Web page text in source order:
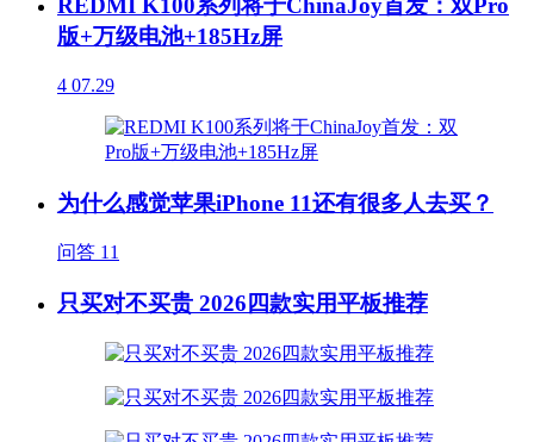
REDMI K100系列将于ChinaJoy首发：双Pro
版+万级电池+185Hz屏
4 07.29
为什么感觉苹果iPhone 11还有很多人去买？
问答 11
只买对不买贵 2026四款实用平板推荐